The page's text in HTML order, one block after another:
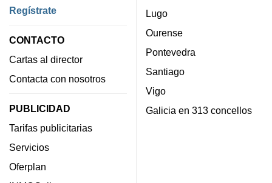
Regístrate
CONTACTO
Cartas al director
Contacta con nosotros
PUBLICIDAD
Tarifas publicitarias
Servicios
Oferplan
Lugo
Ourense
Pontevedra
Santiago
Vigo
Galicia en 313 concellos